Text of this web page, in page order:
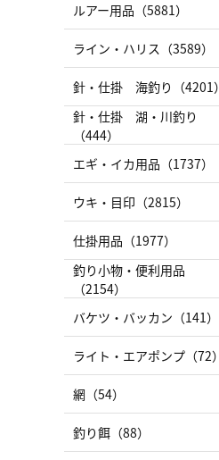
ルアー用品（5881）
ライン・ハリス（3589）
針・仕掛 海釣り（4201）
針・仕掛 湖・川釣り
（444）
エギ・イカ用品（1737）
ウキ・目印（2815）
仕掛用品（1977）
釣り小物・便利用品
（2154）
バケツ・バッカン（141）
ライト・エアポンプ（72）
網（54）
釣り餌（88）